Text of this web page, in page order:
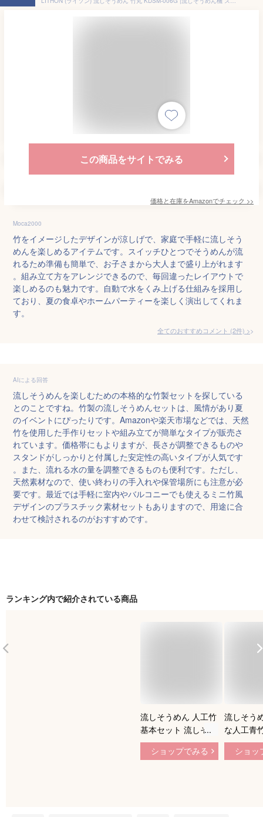
この商品をサイトでみる
価格と在庫をAmazonでチェック >>
Moca2000
竹をイメージしたデザインが涼しげで、家庭で手軽に流しそう
めんを楽しめるアイテムです。スイッチひとつでそうめんが流
れるため準備も簡単で、お子さまから大人まで盛り上がれます
。組み立て方をアレンジできるので、毎回違ったレイアウトで
楽しめるのも魅力です。自動で水をくみ上げる仕組みを採用し
ており、夏の食卓やホームパーティーを楽しく演出してくれま
す。
全てのおすすめコメント (2件) >
AIによる回答
流しそうめんを楽しむための本格的な竹製セットを探している
とのことですね。竹製の流しそうめんセットは、風情があり夏
のイベントにぴったりです。Amazonや楽天市場などでは、天然
竹を使用した手作りセットや組み立てが簡単なタイプが販売さ
れています。価格帯にもよりますが、長さが調整できるものや
スタンドがしっかりと付属した安定性の高いタイプが人気です
。また、流れる水の量を調整できるものも便利です。ただし、
天然素材なので、使い終わりの手入れや保管場所にも注意が必
要です。最近では手軽に室内やバルコニーでも使えるミニ竹風
デザインのプラスチック素材セットもありますので、用途に合
わせて検討されるのがおすすめです。
ランキング内で紹介されている商品
流しそうめん 人工竹
基本セット 流しそう
めん 竹 本格流しそ
うめん 流しそうめん
ショップでみる
流しそう
な人工
直径
ショッ